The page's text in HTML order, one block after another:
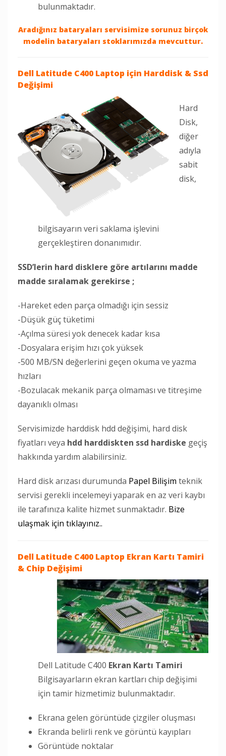
bulunmaktadır.
Aradığınız bataryaları servisimize sorunuz birçok
modelin bataryaları stoklarımızda mevcuttur.
Dell Latitude C400 Laptop için Harddisk & Ssd
Değişimi
Hard
Disk,
diğer
adıyla
sabit
disk,
bilgisayarın veri saklama işlevini
gerçekleştiren donanımıdır.
SSD’lerin hard disklere göre artılarını madde
madde sıralamak gerekirse ;
-Hareket eden parça olmadığı için sessiz
-Düşük güç tüketimi
-Açılma süresi yok denecek kadar kısa
-Dosyalara erişim hızı çok yüksek
-500 MB/SN değerlerini geçen okuma ve yazma
hızları
-Bozulacak mekanik parça olmaması ve titreşime
dayanıklı olması
Servisimizde harddisk hdd değişimi, hard disk
fiyatları veya hdd harddiskten ssd hardiske geçiş
hakkında yardım alabilirsiniz.
Hard disk arızası durumunda Papel Bilişim teknik
servisi gerekli incelemeyi yaparak en az veri kaybı
ile tarafınıza kalite hizmet sunmaktadır. Bize
ulaşmak için tıklayınız..
Dell Latitude C400 Laptop Ekran Kartı Tamiri
& Chip Değişimi
Dell Latitude C400 Ekran Kartı Tamiri
Bilgisayarların ekran kartları chip değişimi
için tamir hizmetimiz bulunmaktadır.
Ekrana gelen görüntüde çizgiler oluşması
Ekranda belirli renk ve görüntü kayıpları
Görüntüde noktalar